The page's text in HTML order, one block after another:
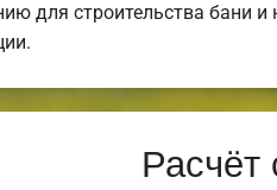
для строительства бани
Расчёт